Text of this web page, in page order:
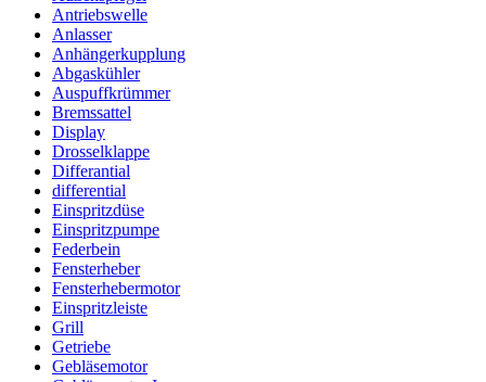
Antriebswelle
Anlasser
Anhängerkupplung
Abgaskühler
Auspuffkrümmer
Bremssattel
Display
Drosselklappe
Differantial
differential
Einspritzdüse
Einspritzpumpe
Federbein
Fensterheber
Fensterhebermotor
Einspritzleiste
Grill
Getriebe
Gebläsemotor